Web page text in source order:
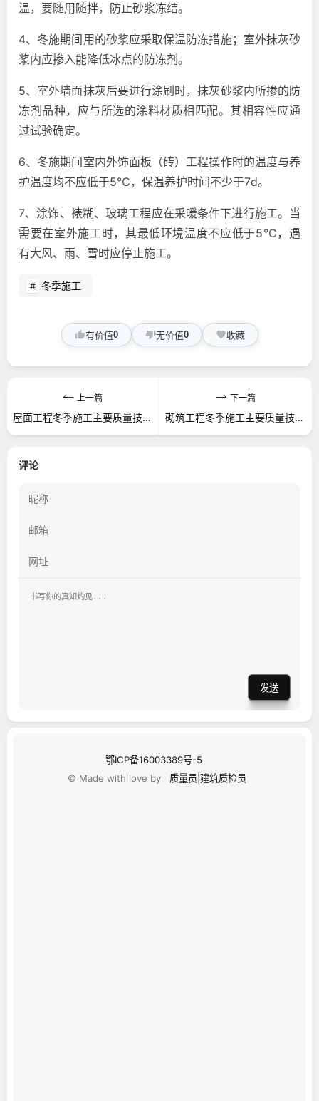
温，要随用随拌，防止砂浆冻结。
4、冬施期间用的砂浆应采取保温防冻措施；室外抹灰砂
浆内应掺入能降低冰点的防冻剂。
5、室外墙面抹灰后要进行涂刷时，抹灰砂浆内所掺的防
冻剂品种，应与所选的涂料材质相匹配。其相容性应通
过试验确定。
6、冬施期间室内外饰面板（砖）工程操作时的温度与养
护温度均不应低于5℃，保温养护时间不少于7d。
7、涂饰、裱糊、玻璃工程应在采暖条件下进行施工。当
需要在室外施工时，其最低环境温度不应低于5℃，遇
有大风、雨、雪时应停止施工。
冬季施工
有价值0 无价值0 收藏
上一篇
屋面工程冬季施工主要质量技术措施
下一篇
砌筑工程冬季施工主要质量技术措施
评论
发送
鄂ICP备16003389号-5
© Made with love by
质量员|建筑质检员